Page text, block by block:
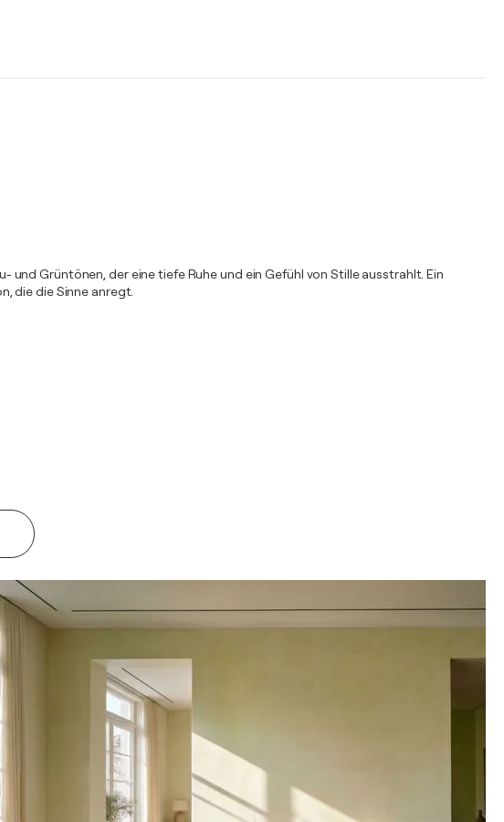
Grüntönen, der eine tiefe Ruhe und ein Gefühl von Stille ausstrahlt. Ein
die die Sinne anregt.